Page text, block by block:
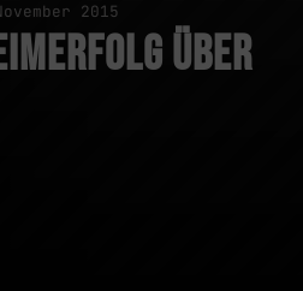
2015
über